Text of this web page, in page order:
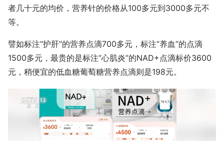
者几十元的均价，营养针的价格从100多元到3000多元不
等。
譬如标注“护肝”的营养点滴700多元，标注“养血”的点滴
1500多元，最贵的是标注“心肌炎”的NAD+点滴标价3600
元，稍便宜的低血糖葡萄糖营养点滴则是198元。